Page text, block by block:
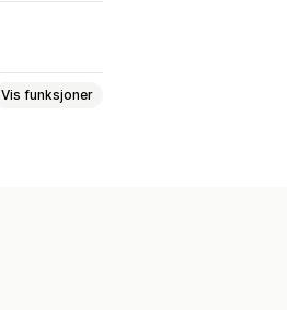
Vis funksjoner